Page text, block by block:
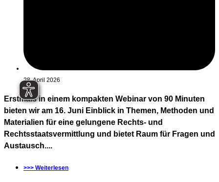
28. April 2026
Erstmals in einem kompakten Webinar von 90 Minuten
bieten wir am 16. Juni Einblick in Themen, Methoden und
Materialien für eine gelungene Rechts- und
Rechtsstaatsvermittlung und bietet Raum für Fragen und
Austausch....
>>> Weiterlesen